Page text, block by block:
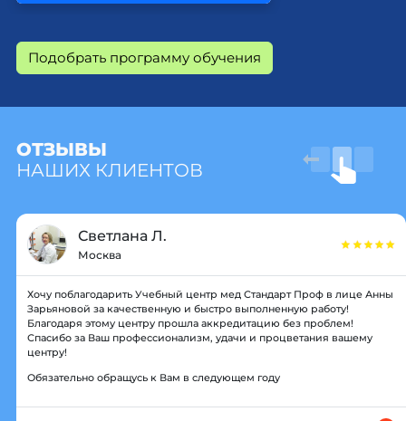
Подобрать программу обучения
ОТЗЫВЫ
НАШИХ КЛИЕНТОВ
Светлана Л.
Москва
Хочу поблагодарить Учебный центр мед Стандарт Проф в лице Анны
Зарьяновой за качественную и быстро выполненную работу!
Благодаря этому центру прошла аккредитацию без проблем!
Спасибо за Ваш профессионализм, удачи и процветания вашему
центру!
Обязательно обращусь к Вам в следующем году